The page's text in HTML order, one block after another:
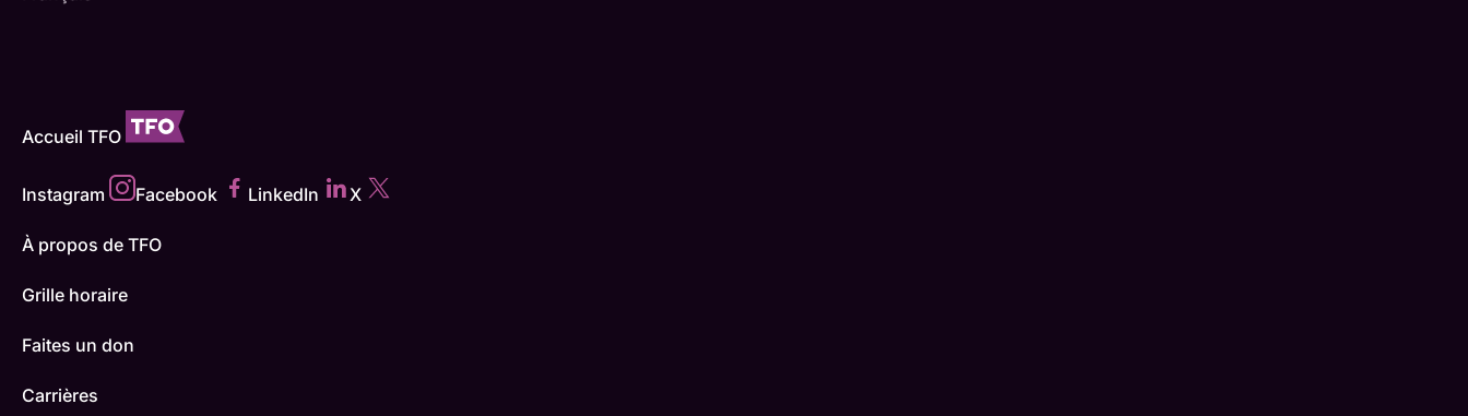
Accueil TFO
Instagram Facebook LinkedIn X
À propos de TFO
Grille horaire
Faites un don
Carrières